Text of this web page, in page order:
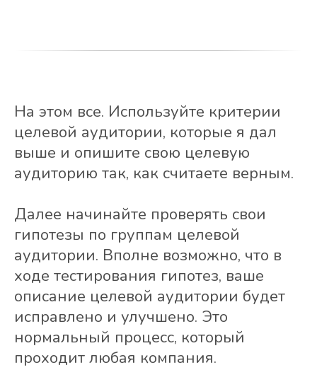
На этом все. Используйте критерии
целевой аудитории, которые я дал
выше и опишите свою целевую
аудиторию так, как считаете верным.
Далее начинайте проверять свои
гипотезы по группам целевой
аудитории. Вполне возможно, что в
ходе тестирования гипотез, ваше
описание целевой аудитории будет
исправлено и улучшено. Это
нормальный процесс, который
проходит любая компания.